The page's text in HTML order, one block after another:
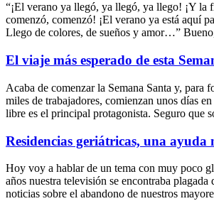
“¡El verano ya llegó, ya llegó, ya llego! ¡Y la
comenzó, comenzó! ¡El verano ya está aquí
Llego de colores, de sueños y amor…”
El viaje más esperado de esta
Acaba de comenzar la Semana Santa y, para
miles de trabajadores, comienzan unos días
libre es el principal protagonista. Seguro que
Residencias geriátricas, una ayuda
Hoy voy a hablar de un tema con muy poco
años nuestra televisión se encontraba plagada
noticias sobre el abandono de nuestros